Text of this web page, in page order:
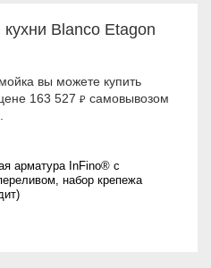
Blanco Etagon
вы можете купить
163 527 ₽ самовывозом
арматура InFino® с
набор крепежа